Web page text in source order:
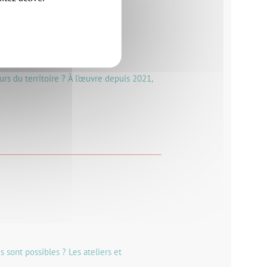
du territoire ? À l’œuvre depuis 2021,
sont possibles ? Les ateliers et